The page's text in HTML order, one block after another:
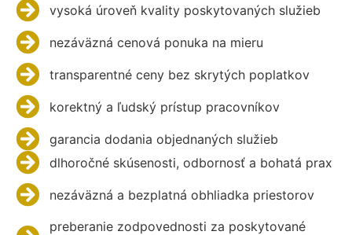
vysoká úroveň kvality poskytovaných služieb
nezáväzná cenová ponuka na mieru
transparentné ceny bez skrytých poplatkov
korektný a ľudský prístup pracovníkov
garancia dodania objednaných služieb
dlhoročné skúsenosti, odbornosť a bohatá prax
nezáväzná a bezplatná obhliadka priestorov
preberanie zodpovednosti za poskytované